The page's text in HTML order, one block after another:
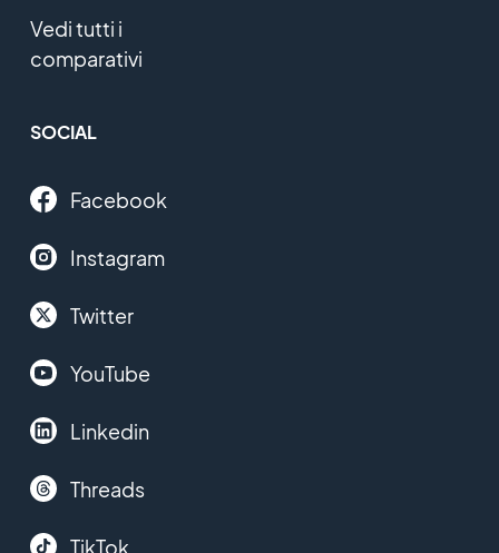
Vedi tutti i
comparativi
SOCIAL
Facebook
Instagram
Twitter
YouTube
Linkedin
Threads
TikTok